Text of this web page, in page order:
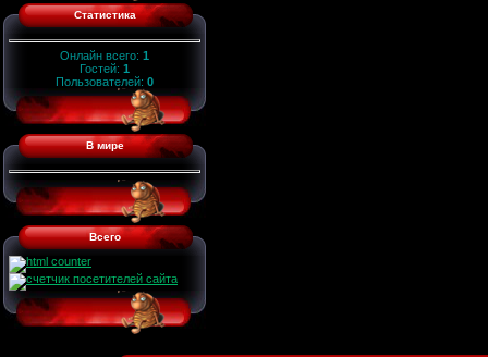
Статистика
Онлайн всего: 1
Гостей: 1
Пользователей: 0
В мире
Всего